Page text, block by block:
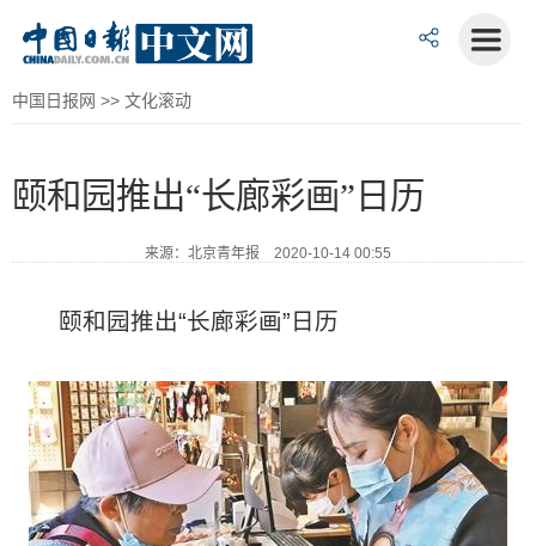
中国日报网 >> 文化滚动
颐和园推出“长廊彩画”日历
来源：北京青年报 2020-10-14 00:55
颐和园推出“长廊彩画”日历